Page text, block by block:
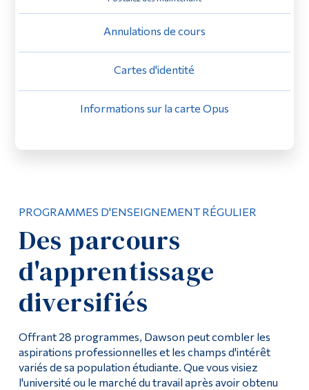
Annulations de cours
Cartes d'identité
Informations sur la carte Opus
PROGRAMMES D'ENSEIGNEMENT RÉGULIER
Des parcours
d'apprentissage
diversifiés
Offrant 28 programmes, Dawson peut combler les
aspirations professionnelles et les champs d'intérêt
variés de sa population étudiante. Que vous visiez
l'université ou le marché du travail après avoir obtenu